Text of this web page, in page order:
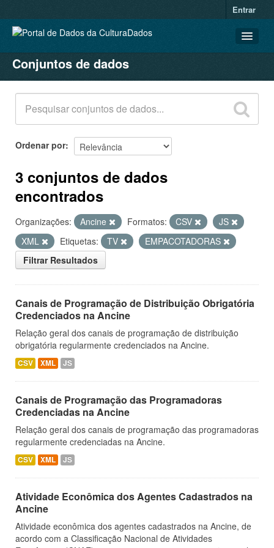
Entrar
CONJUNTOS DE DADOS
ORGANIZAÇÕES
GRUPOS
SOBRE
Conjuntos de dados
Ordenar por
3 conjuntos de dados
encontrados
Organizações: Ancine Formatos: CSV
JS
XML
Etiquetas: TV
EMPACOTADORAS
Filtrar Resultados
Canais de Programação de Distribuição Obrigatória
Credenciados na Ancine
Relação geral dos canais de programação de distribuição
obrigatória regularmente credenciados na Ancine.
CSV XML JS
Canais de Programação das Programadoras
Credenciadas na Ancine
Relação geral dos canais de programação das programadoras
regularmente credenciadas na Ancine.
CSV XML JS
Atividade Econômica dos Agentes Cadastrados na
Ancine
Atividade econômica dos agentes cadastrados na Ancine, de
acordo com a Classificação Nacional de Atividades